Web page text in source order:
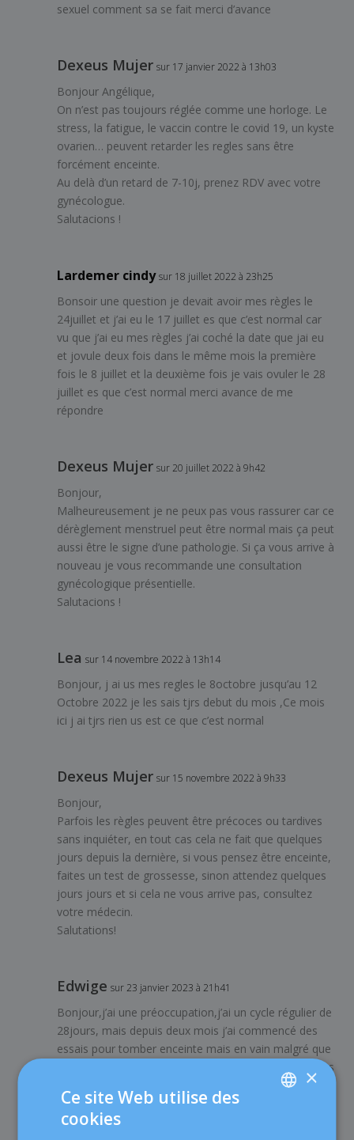
sexuel comment sa se fait merci d’avance
Dexeus Mujer sur 17 janvier 2022 à 13h03
Bonjour Angélique,
On n’est pas toujours réglée comme une horloge. Le
stress, la fatigue, le vaccin contre le covid 19, un kyste
ovarien… peuvent retarder les regles sans être
forcément enceinte.
Au delà d’un retard de 7-10j, prenez RDV avec votre
gynécologue.
Salutacions !
Lardemer cindy sur 18 juillet 2022 à 23h25
Bonsoir une question je devait avoir mes règles le
24juillet et j’ai eu le 17 juillet es que c’est normal car
vu que j’ai eu mes règles j’ai coché la date que jai eu
et jovule deux fois dans le même mois la première
fois le 8 juillet et la deuxième fois je vais ovuler le 28
juillet es que c’est normal merci avance de me
répondre
Dexeus Mujer sur 20 juillet 2022 à 9h42
Bonjour,
Malheureusement je ne peux pas vous rassurer car ce
dérèglement menstruel peut être normal mais ça peut
aussi être le signe d’une pathologie. Si ça vous arrive à
nouveau je vous recommande une consultation
gynécologique présentielle.
Salutacions !
Lea sur 14 novembre 2022 à 13h14
Bonjour, j ai us mes regles le 8octobre jusqu’au 12
Octobre 2022 je les sais tjrs debut du mois ,Ce mois
ici j ai tjrs rien us est ce que c’est normal
Dexeus Mujer sur 15 novembre 2022 à 9h33
Bonjour,
Parfois les règles peuvent être précoces ou tardives
sans inquiéter, en tout cas cela ne fait que quelques
jours depuis la dernière, si vous pensez être enceinte,
faites un test de grossesse, sinon attendez quelques
jours jours et si cela ne vous arrive pas, consultez
votre médecin.
Salutations!
Edwige sur 23 janvier 2023 à 21h41
Bonjour,j’ai une préoccupation,j’ai un cycle régulier de
28jours, mais depuis deux mois j’ai commencé des
essais pour tomber enceinte mais en vain malgré que
que je commence les rapports sexuels le 10ème jours
des règles 12ème jrs,14ème jrs et 16ème jrs, puisque
c’est ce que m’a conseillé mon gynéco,mais depuis les
deux mois alors que j’attends une grossesse,mes
×
Ce site Web utilise des
cookies